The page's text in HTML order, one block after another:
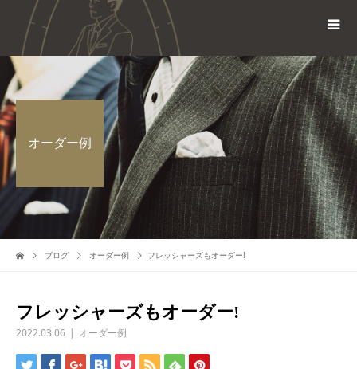
オーダー例
ブログ オーダー例 フレッシャーズもオーダー!
フレッシャーズもオーダー!
2022.03.06 オーダー例